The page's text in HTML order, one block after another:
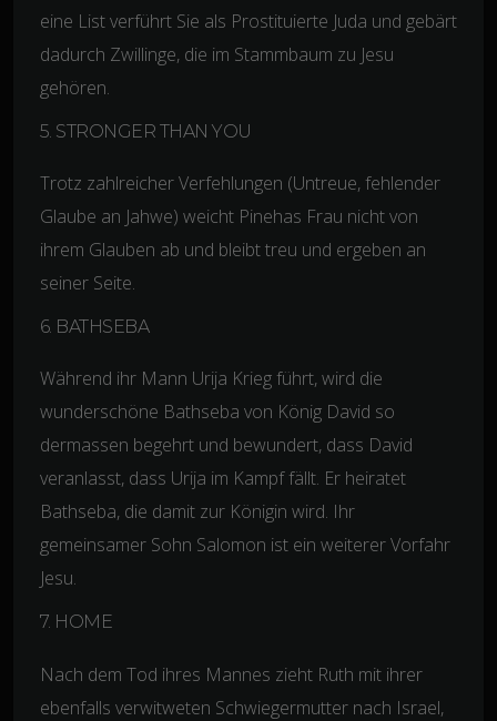
eine List verführt Sie als Prostituierte Juda und gebärt
dadurch Zwillinge, die im Stammbaum zu Jesu
gehören.
5. STRONGER THAN YOU
Trotz zahlreicher Verfehlungen (Untreue, fehlender
Glaube an Jahwe) weicht Pinehas Frau nicht von
ihrem Glauben ab und bleibt treu und ergeben an
seiner Seite.
6. BATHSEBA
Während ihr Mann Urija Krieg führt, wird die
wunderschöne Bathseba von König David so
dermassen begehrt und bewundert, dass David
veranlasst, dass Urija im Kampf fällt. Er heiratet
Bathseba, die damit zur Königin wird. Ihr
gemeinsamer Sohn Salomon ist ein weiterer Vorfahr
Jesu.
7. HOME
Nach dem Tod ihres Mannes zieht Ruth mit ihrer
ebenfalls verwitweten Schwiegermutter nach Israel,